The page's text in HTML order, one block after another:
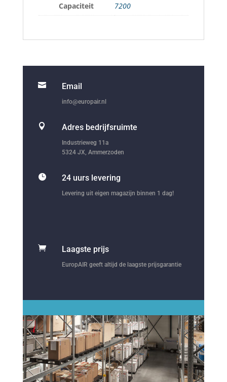
Capaciteit
7200
 Email
info@europair.nl
 Adres bedrijfsruimte
Industrieweg 11a
5324 JX, Ammerzoden
 24 uurs levering
Levering uit eigen magazijn binnen 1 dag!
 Laagste prijs
EuropAIR geeft altijd de laagste prijsgarantie